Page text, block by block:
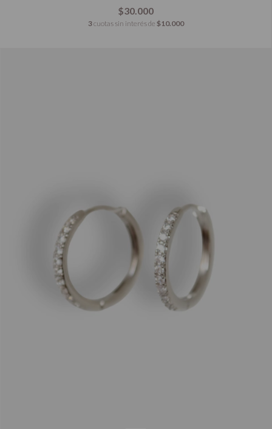
$30.000
3cuotas sin interés de $10.000